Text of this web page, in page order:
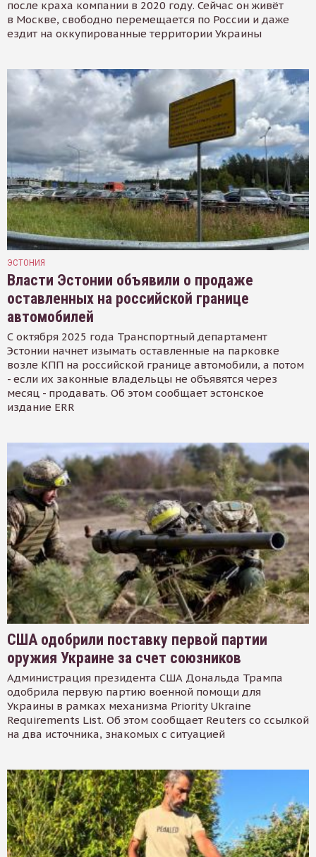
после краха компании в 2020 году. Сейчас он живёт
в Москве, свободно перемещается по России и даже
ездит на оккупированные территории Украины
ЭСТОНИЯ
Власти Эстонии объявили о продаже
оставленных на российской границе
автомобилей
С октября 2025 года Транспортный департамент
Эстонии начнет изымать оставленные на парковке
возле КПП на российской границе автомобили, а потом
- если их законные владельцы не объявятся через
месяц - продавать. Об этом сообщает эстонское
издание ERR
США одобрили поставку первой партии
оружия Украине за счет союзников
Администрация президента США Дональда Трампа
одобрила первую партию военной помощи для
Украины в рамках механизма Priority Ukraine
Requirements List. Об этом сообщает Reuters со ссылкой
на два источника, знакомых с ситуацией